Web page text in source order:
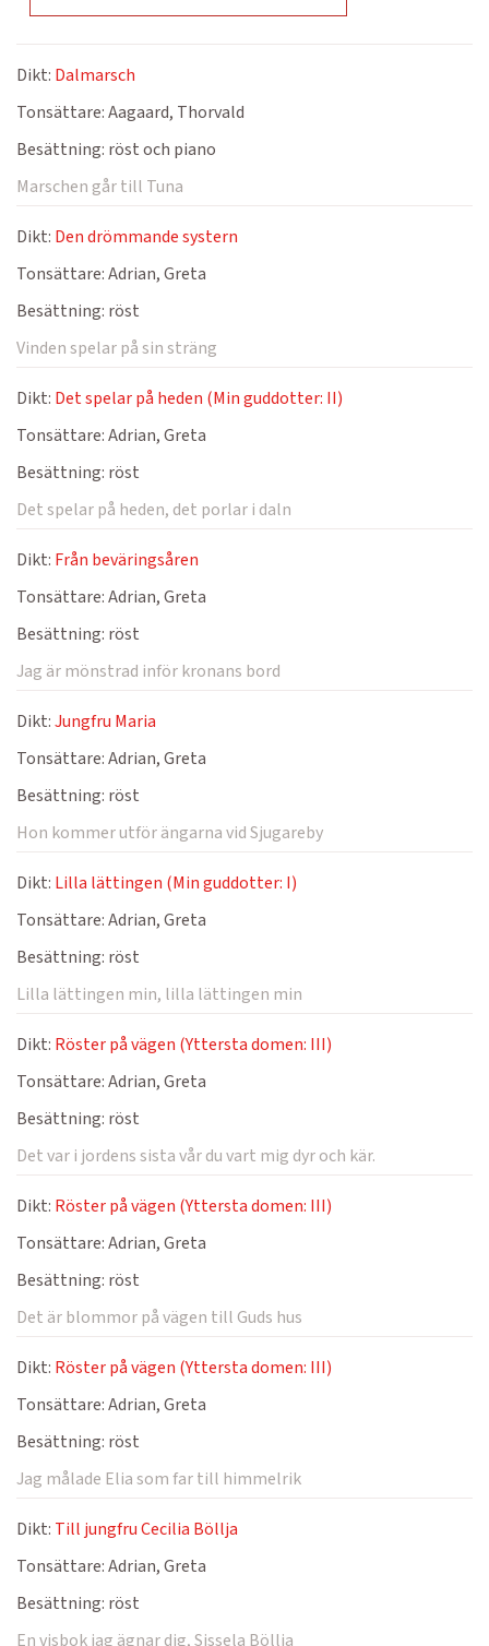
Dikt: Dalmarsch
Tonsättare:Aagaard, Thorvald
Besättning: röst och piano
Marschen går till Tuna
Dikt: Den drömmande systern
Tonsättare:Adrian, Greta
Besättning: röst
Vinden spelar på sin sträng
Dikt: Det spelar på heden (Min guddotter: II)
Tonsättare:Adrian, Greta
Besättning: röst
Det spelar på heden, det porlar i daln
Dikt: Från beväringsåren
Tonsättare:Adrian, Greta
Besättning: röst
Jag är mönstrad inför kronans bord
Dikt:Jungfru Maria
Tonsättare:Adrian, Greta
Besättning: röst
Hon kommer utför ängarna vid Sjugareby
Dikt: Lilla lättingen (Min guddotter: I)
Tonsättare:Adrian, Greta
Besättning: röst
Lilla lättingen min, lilla lättingen min
Dikt: Röster på vägen (Yttersta domen: III)
Tonsättare:Adrian, Greta
Besättning: röst
Det var i jordens sista vår du vart mig dyr och kär.
Dikt: Röster på vägen (Yttersta domen: III)
Tonsättare:Adrian, Greta
Besättning: röst
Det är blommor på vägen till Guds hus
Dikt: Röster på vägen (Yttersta domen: III)
Tonsättare:Adrian, Greta
Besättning: röst
Jag målade Elia som far till himmelrik
Dikt: Till jungfru Cecilia Böllja
Tonsättare:Adrian, Greta
Besättning: röst
En visbok jag ägnar dig, Sissela Böllja